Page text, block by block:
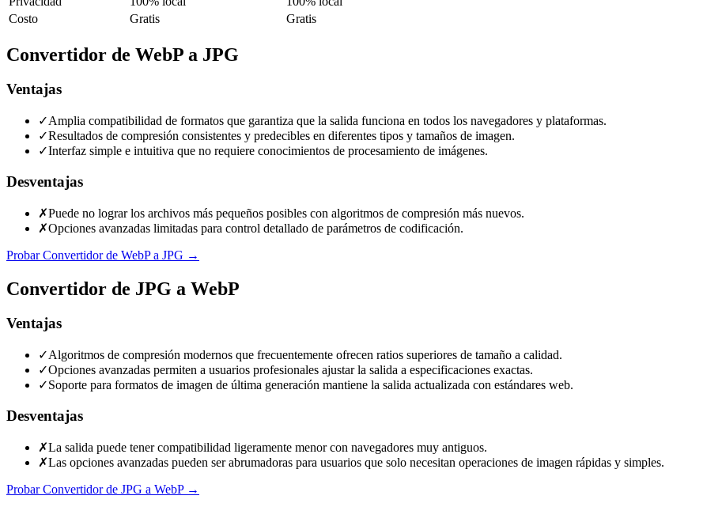
Costo
Gratis Gratis
Convertidor de WebP a JPG
Ventajas
✓Amplia compatibilidad de formatos que garantiza que la salida funciona en todos los navegadores y plataformas.
✓Resultados de compresión consistentes y predecibles en diferentes tipos y tamaños de imagen.
✓Interfaz simple e intuitiva que no requiere conocimientos de procesamiento de imágenes.
Desventajas
✗Puede no lograr los archivos más pequeños posibles con algoritmos de compresión más nuevos.
✗Opciones avanzadas limitadas para control detallado de parámetros de codificación.
Probar Convertidor de WebP a JPG →
Convertidor de JPG a WebP
Ventajas
✓Algoritmos de compresión modernos que frecuentemente ofrecen ratios superiores de tamaño a calidad.
✓Opciones avanzadas permiten a usuarios profesionales ajustar la salida a especificaciones exactas.
✓Soporte para formatos de imagen de última generación mantiene la salida actualizada con estándares web.
Desventajas
✗La salida puede tener compatibilidad ligeramente menor con navegadores muy antiguos.
✗Las opciones avanzadas pueden ser abrumadoras para usuarios que solo necesitan operaciones de imagen rápidas y simples.
Probar Convertidor de JPG a WebP→